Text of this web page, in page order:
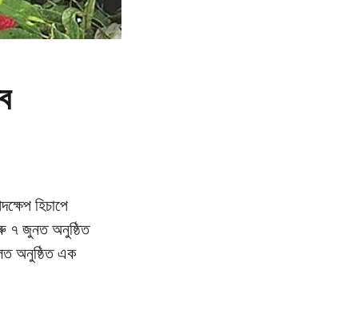
হিচাপে
৭ জুনত অনুষ্ঠিত
অনুষ্ঠিত এক